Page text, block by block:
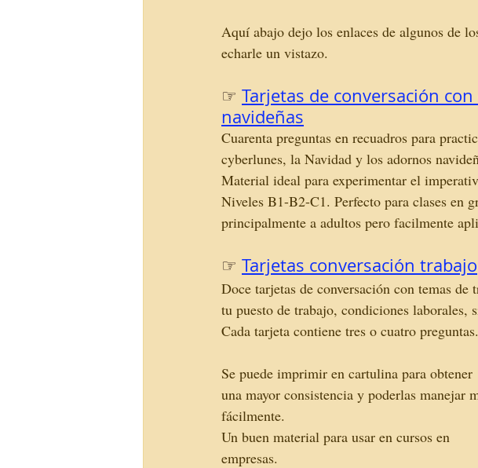
Aquí abajo dejo los enlaces de algunos de
echarle un vistazo.
☞ Tarjetas de conversación
navideñas
Cuarenta preguntas en recuadros para
cyberlunes, la Navidad y los adornos
Material ideal para experimentar el
Niveles B1-B2-C1. Perfecto para clases en
principalmente a adultos pero facilmente
☞ Tarjetas conversación trabajo
Doce tarjetas de conversación con temas
tu puesto de trabajo, condiciones laborales,
Cada tarjeta contiene tres o cuatro preguntas.
Se puede imprimir en cartulina para obtener
una mayor consistencia y poderlas manejar
fácilmente.
Un buen material para usar en cursos en
empresas.